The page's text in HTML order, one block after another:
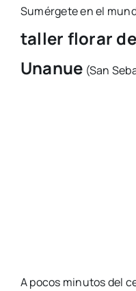
Sumérgete en el
taller florar
Unanue (San
A pocos minutos del